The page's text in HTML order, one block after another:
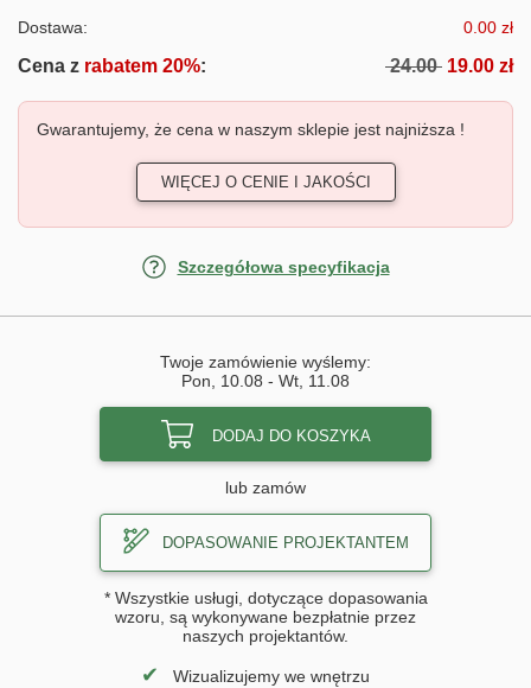
Dostawa: 0.00 zł
Cena z rabatem 20%: 24.00 19.00 zł
Gwarantujemy, że cena w naszym sklepie jest najniższa !
WIĘCEJ O CENIE I JAKOŚCI
Szczegółowa specyfikacja
Twoje zamówienie wyślemy:
Pon, 10.08 - Wt, 11.08
DODAJ DO KOSZYKA
lub zamów
DOPASOWANIE PROJEKTANTEM
* Wszystkie usługi, dotyczące dopasowania
wzoru, są wykonywane bezpłatnie przez
naszych projektantów.
✔ Wizualizujemy we wnętrzu